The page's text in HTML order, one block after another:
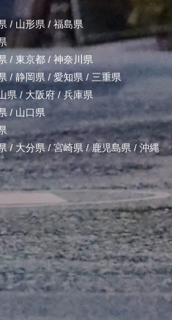
/ 山形県/ 福島県
/ 東京都 / 神奈川県
/ 静岡県 / 愛知県 / 三重県
県/ 大阪府 /兵庫県
/ 山口県
/ 大分県/宮崎県 /鹿児島県 / 沖縄